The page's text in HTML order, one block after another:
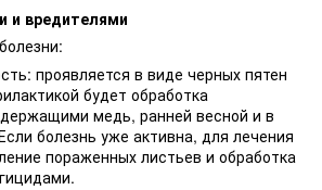
и вредителями
проявляется в виде черных пятен
будет обработка
медь, ранней весной и в
болезнь уже активна, для лечения
пораженных листьев и обработка